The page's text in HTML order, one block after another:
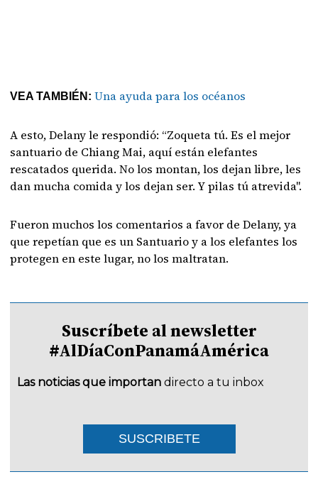
VEA TAMBIÉN:Una ayuda para los océanos
A esto, Delany le respondió: “Zoqueta tú. Es el mejor
santuario de Chiang Mai, aquí están elefantes
rescatados querida. No los montan, los dejan libre, les
dan mucha comida y los dejan ser. Y pilas tú atrevida".
Fueron muchos los comentarios a favor de Delany, ya
que repetían que es un Santuario y a los elefantes los
protegen en este lugar, no los maltratan.
Suscríbete al newsletter
#AlDíaConPanamáAmérica
Las noticias que importan directo a tu inbox
SUSCRIBETE